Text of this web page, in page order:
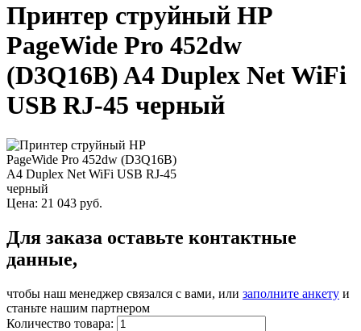
Принтер струйный HP
PageWide Pro 452dw
(D3Q16B) A4 Duplex Net WiFi
USB RJ-45 черный
Цена: 21 043 руб.
Для заказа оставьте контактные
данные,
чтобы наш менеджер связался с вами, или заполните анкету и
станьте нашим партнером
Количество товара: